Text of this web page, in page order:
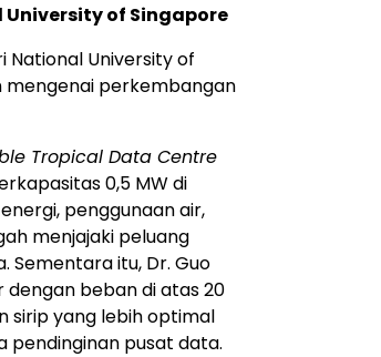
of Singapore
University of
mengenai perkembangan
Tropical Data Centre
0,5 MW di
penggunaan air,
menjajaki peluang
Sementara itu, Dr. Guo
dengan beban di atas 20
sirip yang lebih optimal
pendinginan pusat data.